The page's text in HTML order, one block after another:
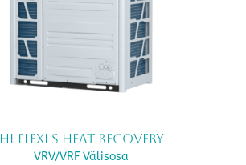
Hi-FLEXi S Heat Recovery
VRV/VRF Välisosa